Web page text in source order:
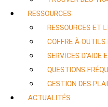
RESSOURCES
RESSOURCES ET
COFFRE À OUTILS
SERVICES D’AIDE
QUESTIONS
GESTION DES
ACTUALITÉS